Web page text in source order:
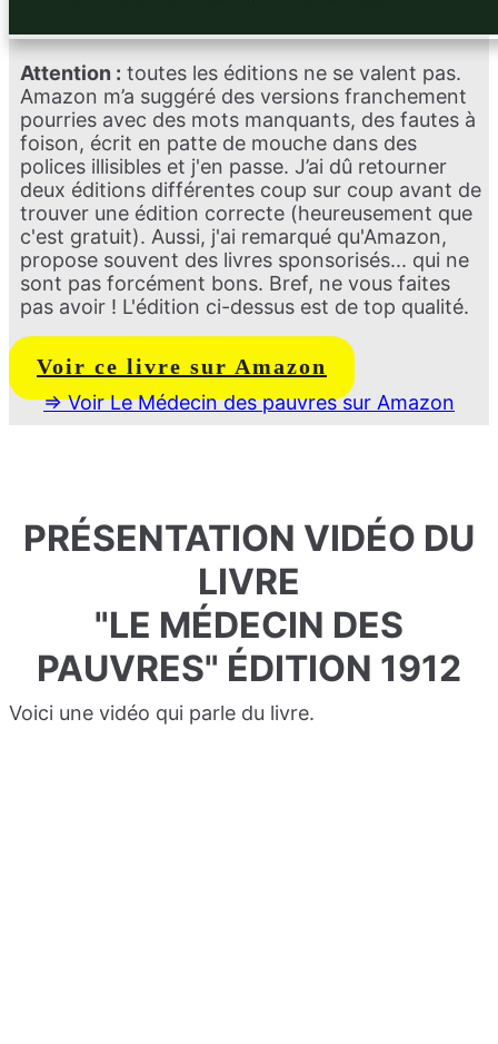
Attention : toutes les éditions ne se valent pas.
Amazon m’a suggéré des versions franchement
pourries avec des mots manquants, des fautes à
foison, écrit en patte de mouche dans des
polices illisibles et j'en passe. J’ai dû retourner
deux éditions différentes coup sur coup avant de
trouver une édition correcte (heureusement que
c'est gratuit). Aussi, j'ai remarqué qu'Amazon,
propose souvent des livres sponsorisés... qui ne
sont pas forcément bons. Bref, ne vous faites
pas avoir ! L'édition ci-dessus est de top qualité.
Voir ce livre sur Amazon
=> Voir Le Médecin des pauvres sur Amazon
PRÉSENTATION VIDÉO DU
LIVRE
"LE MÉDECIN DES
PAUVRES" ÉDITION 1912
Voici une vidéo qui parle du livre.